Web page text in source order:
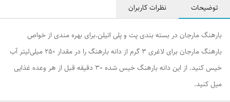
توضیحات نظرات کاربران
بارهنگ مارجان در بسته بندی پت و پلی اتیلن.برای بهره مندی‌ از خواص
بارهنگ مارجان برای لاغری 3 گرم از دانه بارهنگ را در مقدار 250 میلی‌لیتر آب
خیس کنید. از این دانه بارهنگ خیس شده 30 دقیقه قبل از هر وعده غذایی
میل کنید.